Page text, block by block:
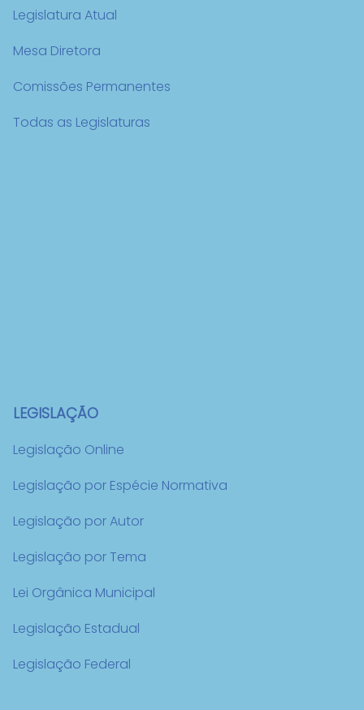
Legislatura Atual
Mesa Diretora
Comissões Permanentes
Todas as Legislaturas
LEGISLAÇÃO
Legislação Online
Legislação por Espécie Normativa
Legislação por Autor
Legislação por Tema
Lei Orgânica Municipal
Legislação Estadual
Legislação Federal